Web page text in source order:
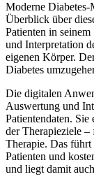
Moderne Diabetes-
Überblick über
Patienten in
und Interpretation
eigenen Körper.
Diabetes
Die digitalen
Auswertung und
Patientendaten.
der Therapieziele
Therapie. Das
Patienten und
und liegt damit